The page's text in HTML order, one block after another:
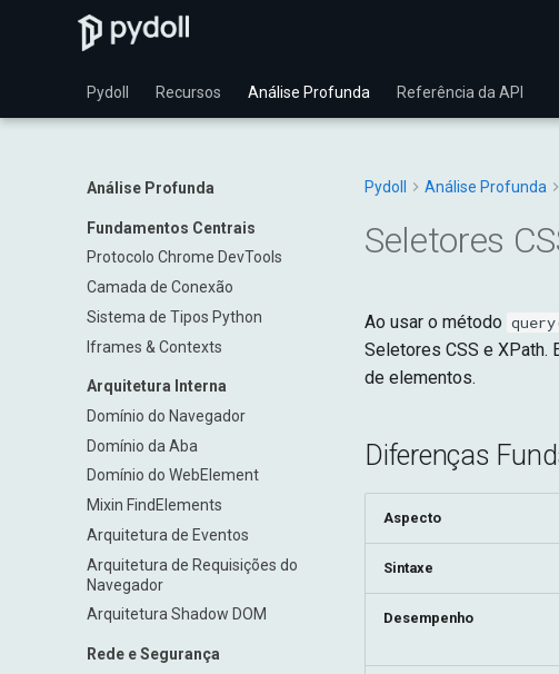
Pydoll Recursos Análise Profunda Referência da API
Análise Profunda
Fundamentos Centrais
Protocolo Chrome DevTools
Camada de Conexão
Sistema de Tipos Python
Iframes & Contexts
Arquitetura Interna
Domínio do Navegador
Domínio da Aba
Domínio do WebElement
Mixin FindElements
Arquitetura de Eventos
Arquitetura de Requisições do
Navegador
Arquitetura Shadow DOM
Rede e Segurança
Pydoll Análise Profunda
Seletores
Ao usar o método
Seletores CSS e XPath.
de elementos.
Diferenças
Aspecto
Sintaxe
Desempenho